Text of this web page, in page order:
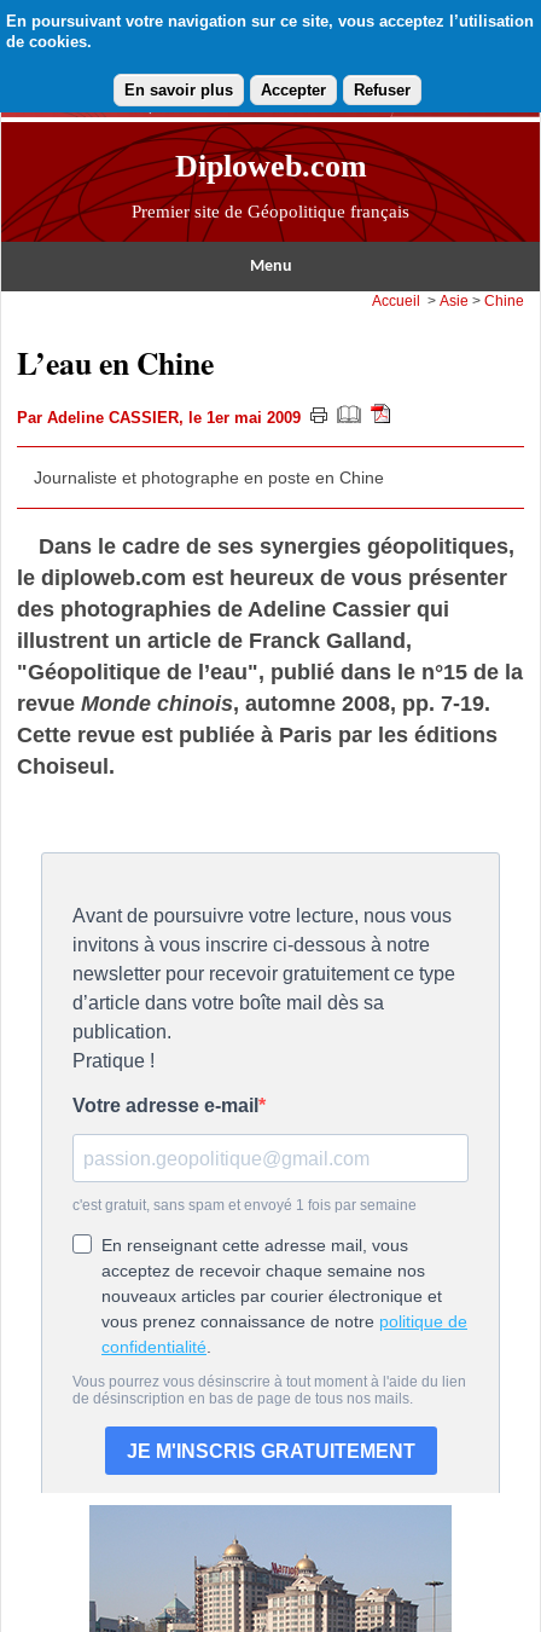
En poursuivant votre navigation sur ce site, vous acceptez l’utilisation
de cookies.
En savoir plus Accepter Refuser
Diploweb.com
Premier site de Géopolitique français
Menu
Accueil >Asie >Chine
L’eau en Chine
Par Adeline CASSIER, le 1er mai 2009
Journaliste et photographe en poste en Chine
Dans le cadre de ses synergies géopolitiques,
le diploweb.com est heureux de vous présenter
des photographies de Adeline Cassier qui
illustrent un article de Franck Galland,
"Géopolitique de l’eau", publié dans le n°15 de la
revue Monde chinois, automne 2008, pp. 7-19.
Cette revue est publiée à Paris par les éditions
Choiseul.